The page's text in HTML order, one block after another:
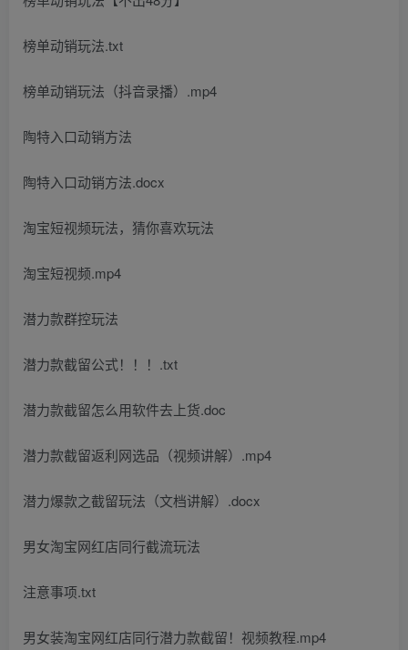
榜单动销玩法.txt
榜单动销玩法（抖音录播）.mp4
陶特入口动销方法
陶特入口动销方法.docx
淘宝短视频玩法，猜你喜欢玩法
淘宝短视频.mp4
潜力款群控玩法
潜力款截留公式！！！.txt
潜力款截留怎么用软件去上货.doc
潜力款截留返利网选品（视频讲解）.mp4
潜力爆款之截留玩法（文档讲解）.docx
男女淘宝网红店同行截流玩法
注意事项.txt
男女装淘宝网红店同行潜力款截留！视频教程.mp4